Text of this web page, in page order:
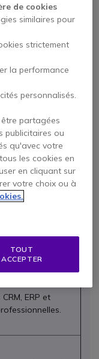
Mitel
Aastra
de service,
complet.
de contact,
aux
catalogue : des
passant par les
pour la voix, la
Idéal
le cloud ou en
ERP et
de cookies
similaires pour
strictement
la performance
personnalisés.
partagées
publicitaires ou
qu'avec votre
les cookies en
en cliquant sur
votre choix ou à
TOUT
ACCEPTER